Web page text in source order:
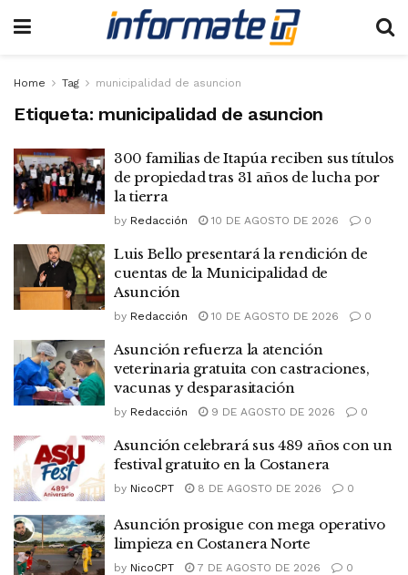
Home Tag municipalidad de asuncion
Etiqueta: municipalidad de asuncion
300 familias de Itapúa reciben sus títulos
de propiedad tras 31 años de lucha por
la tierra
by Redacción 10 DE AGOSTO DE 2026 0
Luis Bello presentará la rendición de
cuentas de la Municipalidad de
Asunción
by Redacción 10 DE AGOSTO DE 2026 0
Asunción refuerza la atención
veterinaria gratuita con castraciones,
vacunas y desparasitación
by Redacción 9 DE AGOSTO DE 2026 0
Asunción celebrará sus 489 años con un
festival gratuito en la Costanera
by NicoCPT 8 DE AGOSTO DE 2026 0
Asunción prosigue con mega operativo
limpieza en Costanera Norte
by NicoCPT 7 DE AGOSTO DE 2026 0